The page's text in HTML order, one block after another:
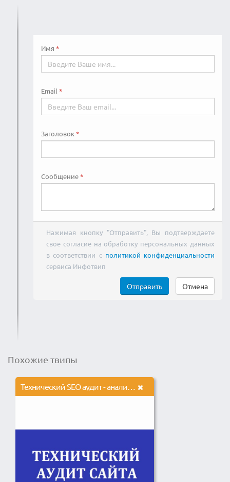
Имя
Email
Заголовок
Сообщение
Нажимая кнопку "Отправить", Вы подтверждаете
свое согласие на обработку персональных данных
в соответствии с политикой конфиденциальности
сервиса Инфотвип
Отправить Отмена
Похожие твипы
Технический SEO аудит - анализ сайта с подробным отчетом